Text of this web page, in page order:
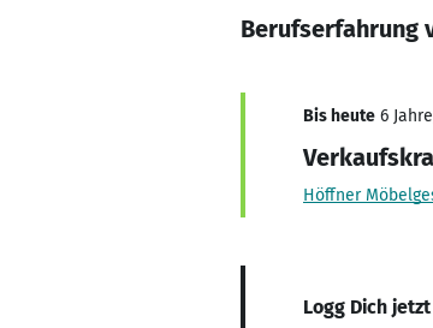
Berufserfahrung
Bis heute 6
Höffner
Logg Dich